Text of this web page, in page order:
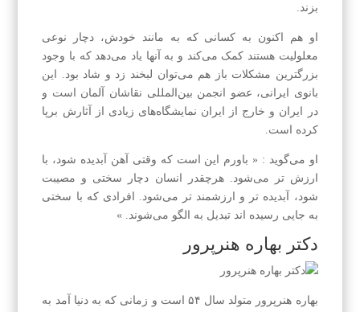
بزند.
او هم اکنون به کسانی که به مانند خودش، دچار نوعی
معلولیت هستند کمک می‌کند و به آنها یاد می‌دهد که با وجود
بزرگترین مشکلات باز هم می‌توان لبخند زد و شاد بود. این
بانوی ایرانی، عضو انجمن بین‌المللی نقاشان آلمان است و
در ایران و خارج از ایران نمایشگاه‌های زیادی از آثارش برپا
کرده است.
او می‌گوید : « باورم این است که وقتی آهن آبدیده شود، با
ارزش تر می‌شود. هرچقدر انسان دچار سختی و مصیبت
شود، آبدیده تر و ارزشمند تر می‌شود. افرادی که با سختی
به جایی رسیده اند تبدیل به الگو می‌شوند. »
دکتر بهاره هنرپرور
بهاره هنرپرور متولد سال ۵۴ است و زمانی که به دنیا آمد به